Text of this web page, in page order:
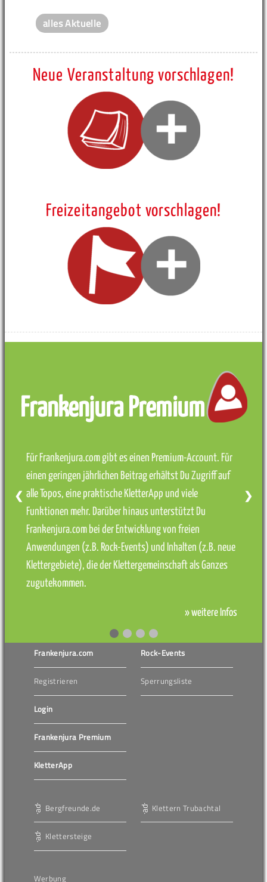
alles Aktuelle
Neue Veranstaltung vorschlagen!
Freizeitangebot vorschlagen!
Frankenjura Premium
Für Frankenjura.com gibt es einen Premium-Account. Für
einen geringen jährlichen Beitrag erhältst Du Zugriff auf
alle Topos, eine praktische KletterApp und viele
Funktionen mehr. Darüber hinaus unterstützt Du
Frankenjura.com bei der Entwicklung von freien
Anwendungen (z.B. Rock-Events) und Inhalten (z.B. neue
Klettergebiete), die der Klettergemeinschaft als Ganzes
zugutekommen.
» weitere Infos
❮ ❯
Frankenjura.com
Registrieren
Login
Frankenjura Premium
KletterApp
Rock-Events
Sperrungsliste
Bergfreunde.de
Klettersteige
Klettern Trubachtal
Werbung